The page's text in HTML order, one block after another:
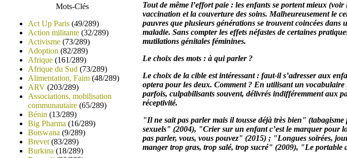
Mots-Clés
Act Up Paris (49/289)
Action militante (32/289)
Activisme (73/289)
Adoption (82/289)
Afrique (161/289)
Afrique du Sud (73/289)
Alimentation, Faim (48/289)
ARV (203/289)
Associations, mobilisation
communautaire (65/289)
Bénin (13/289)
Big Pharma (16/289)
Botswana (9/289)
Brevet (83/289)
Burkina (18/289)
Tout de même l’effort paie : les enfants se portent mieux
vaccination et la couverture des soins. Malheureusement le
pauvres que plusieurs générations se trouvent coincées dans
maladie. Sans compter les effets néfastes de certaines
mutilations génitales féminines.
Le choix des mots : à qui parler ?
Le choix de la cible est intéressant : faut-il s’adresser aux
optera pour les deux. Comment ? En utilisant un
parfois, culpabilisants souvent, délivrés indifféremment aux
réceptivité.
"Il ne sait pas parler mais il tousse déjà très bien"
sexuels" (2004), "Crier sur un enfant c’est le marquer pour
pas parler, vous, vous pouvez" (2015) ; "Longues soirées,
manger trop gras, trop salé, trop sucré" (2009), "Le portable